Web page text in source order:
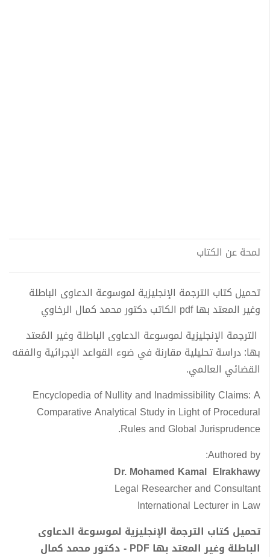
لمحة عن الكتاب
تحميل كتاب الترجمة الإنجليزية لموسوعة الدعاوى الباطلة
وغير المعتد بها pdf الكاتب دكتور محمد كمال الرخاوي
الترجمة الإنجليزية لموسوعة الدعاوى الباطلة وغير المُعتد
بها: دراسة تحليلية مقارنة في ضوء القواعد الإجرائية والفقه
القضائي العالمي.
Encyclopedia of Nullity and Inadmissibility Claims: A
Comparative Analytical Study in Light of Procedural
Rules and Global Jurisprudence.
Authored by:
Dr. Mohamed Kamal Elrakhawy
Legal Researcher and Consultant
International Lecturer in Law
تحميل كتاب الترجمة الإنجليزية لموسوعة الدعاوى
الباطلة وغير المعتد بها PDF - دكتور محمد كمال